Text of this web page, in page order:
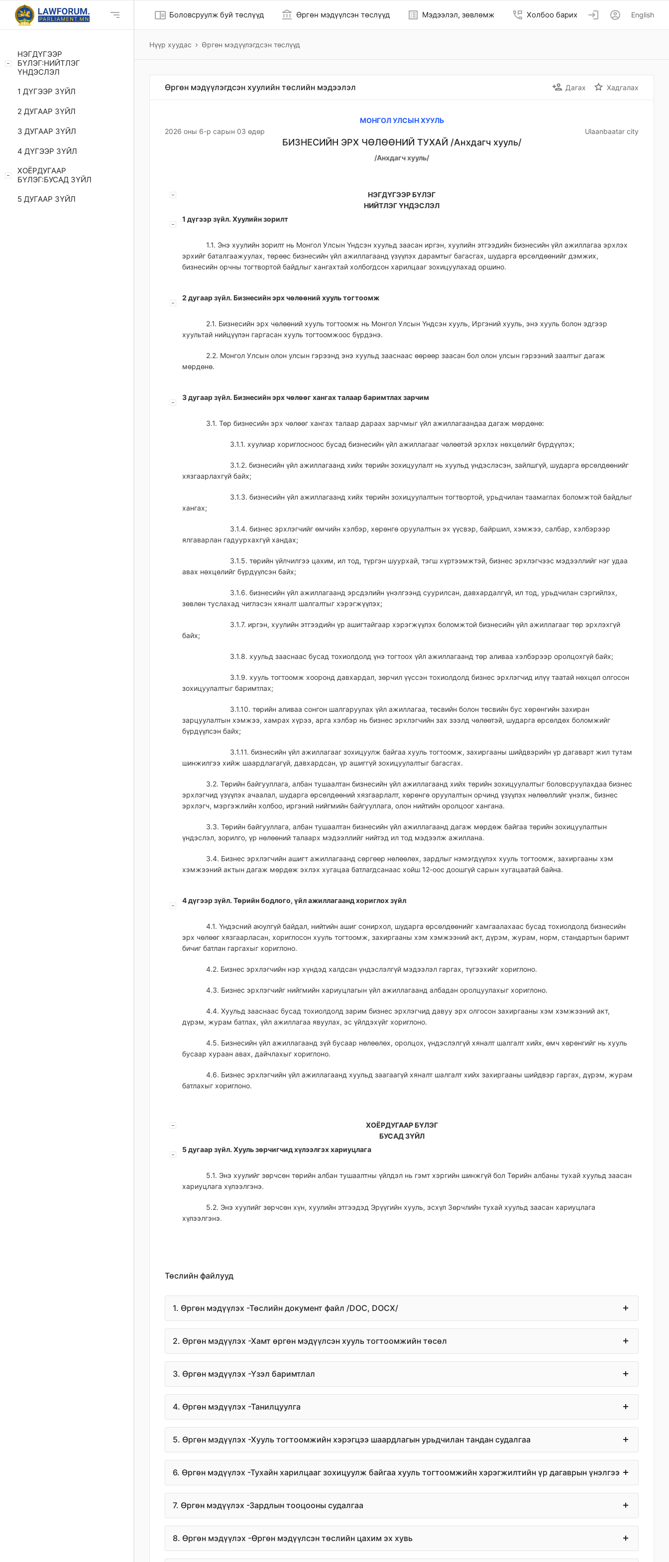
chrome_reader_mode Боловсруулж буй төслүүд account_balance Өргөн мэдүүлсэн төслүүд list_alt Мэдээлэл, зөвлөмж perm_phone_msg Холбоо барих login account_circle English
НЭГДҮГЭЭР
БҮЛЭГ:НИЙТЛЭГ
ҮНДЭСЛЭЛ
1 ДҮГЭЭР ЗҮЙЛ
2 ДУГААР ЗҮЙЛ
3 ДУГААР ЗҮЙЛ
4 ДҮГЭЭР ЗҮЙЛ
ХОЁРДУГААР
БҮЛЭГ:БУСАД ЗҮЙЛ
5 ДУГААР ЗҮЙЛ
Нүүр хуудас Өргөн мэдүүлэгдсэн төслүүд
Өргөн мэдүүлэгдсэн хуулийн төслийн мэдээлэл person_add Дагах star_border Хадгалах
МОНГОЛ УЛСЫН ХУУЛЬ
2026 оны 6-р сарын 03 өдөр
Ulaanbaatar city
БИЗНЕСИЙН ЭРХ ЧӨЛӨӨНИЙ ТУХАЙ /Анхдагч хууль/
/Анхдагч хууль/
НЭГДҮГЭЭР БҮЛЭГ
НИЙТЛЭГ ҮНДЭСЛЭЛ
1 дүгээр зүйл. Хуулийн зорилт
1.1. Энэ хуулийн зорилт нь Монгол Улсын Үндсэн хуульд заасан иргэн, хуулийн этгээдийн бизнесийн үйл ажиллагаа эрхлэх
эрхийг баталгаажуулах, төрөөс бизнесийн үйл ажиллагаанд үзүүлэх дарамтыг багасгах, шударга өрсөлдөөнийг дэмжих,
бизнесийн орчны тогтвортой байдлыг хангахтай холбогдсон харилцааг зохицуулахад оршино.
2 дугаар зүйл. Бизнесийн эрх чөлөөний хууль тогтоомж
2.1. Бизнесийн эрх чөлөөний хууль тогтоомж нь Монгол Улсын Үндсэн хууль, Иргэний хууль, энэ хууль болон эдгээр
хуультай нийцүүлэн гаргасан хууль тогтоомжоос бүрдэнэ.
2.2. Монгол Улсын олон улсын гэрээнд энэ хуульд зааснаас өөрөөр заасан бол олон улсын гэрээний заалтыг дагаж
мөрдөнө.
3 дугаар зүйл. Бизнесийн эрх чөлөөг хангах талаар баримтлах зарчим
3.1. Төр бизнесийн эрх чөлөөг хангах талаар дараах зарчмыг үйл ажиллагаандаа дагаж мөрдөнө:
3.1.1. хуулиар хориглосноос бусад бизнесийн үйл ажиллагааг чөлөөтэй эрхлэх нөхцөлийг бүрдүүлэх;
3.1.2. бизнесийн үйл ажиллагаанд хийх төрийн зохицуулалт нь хуульд үндэслэсэн, зайлшгүй, шударга өрсөлдөөнийг
хязгаарлахгүй байх;
3.1.3. бизнесийн үйл ажиллагаанд хийх төрийн зохицуулалтын тогтвортой, урьдчилан таамаглах боломжтой байдлыг
хангах;
3.1.4. бизнес эрхлэгчийг өмчийн хэлбэр, хөрөнгө оруулалтын эх үүсвэр, байршил, хэмжээ, салбар, хэлбэрээр
ялгаварлан гадуурхахгүй хандах;
3.1.5. төрийн үйлчилгээ цахим, ил тод, түргэн шуурхай, тэгш хүртээмжтэй, бизнес эрхлэгчээс мэдээллийг нэг удаа
авах нөхцөлийг бүрдүүлсэн байх;
3.1.6. бизнесийн үйл ажиллагаанд эрсдэлийн үнэлгээнд суурилсан, давхардалгүй, ил тод, урьдчилан сэргийлэх,
зөвлөн туслахад чиглэсэн хяналт шалгалтыг хэрэгжүүлэх;
3.1.7. иргэн, хуулийн этгээдийн үр ашигтайгаар хэрэгжүүлэх боломжтой бизнесийн үйл ажиллагааг төр эрхлэхгүй
байх;
3.1.8. хуульд зааснаас бусад тохиолдолд үнэ тогтоох үйл ажиллагаанд төр аливаа хэлбэрээр оролцохгүй байх;
3.1.9. хууль тогтоомж хооронд давхардал, зөрчил үүссэн тохиолдолд бизнес эрхлэгчид илүү таатай нөхцөл олгосон
зохицуулалтыг баримтлах;
3.1.10. төрийн аливаа сонгон шалгаруулах үйл ажиллагаа, төсвийн болон төсвийн бус хөрөнгийн захиран
зарцуулалтын хэмжээ, хамрах хүрээ, арга хэлбэр нь бизнес эрхлэгчийн зах зээлд чөлөөтэй, шударга өрсөлдөх боломжийг
бүрдүүлсэн байх;
3.1.11. бизнесийн үйл ажиллагааг зохицуулж байгаа хууль тогтоомж, захиргааны шийдвэрийн үр дагаварт жил тутам
шинжилгээ хийж шаардлагагүй, давхардсан, үр ашиггүй зохицуулалтыг багасгах.
3.2. Төрийн байгууллага, албан тушаалтан бизнесийн үйл ажиллагаанд хийх төрийн зохицуулалтыг боловсруулахдаа бизнес
эрхлэгчид үзүүлэх ачаалал, шударга өрсөлдөөний хязгаарлалт, хөрөнгө оруулалтын орчинд үзүүлэх нөлөөллийг үнэлж, бизнес
эрхлэгч, мэргэжлийн холбоо, иргэний нийгмийн байгууллага, олон нийтийн оролцоог хангана.
3.3. Төрийн байгууллага, албан тушаалтан бизнесийн үйл ажиллагаанд дагаж мөрдөж байгаа төрийн зохицуулалтын
үндэслэл, зорилго, үр нөлөөний талаарх мэдээллийг нийтэд ил тод мэдээлж ажиллана.
3.4. Бизнес эрхлэгчийн ашигт ажиллагаанд сөргөөр нөлөөлөх, зардлыг нэмэгдүүлэх хууль тогтоомж, захиргааны хэм
хэмжээний актын дагаж мөрдөж эхлэх хугацаа батлагдсанаас хойш 12-оос доошгүй сарын хугацаатай байна.
4 дүгээр зүйл. Төрийн бодлого, үйл ажиллагаанд хориглох зүйл
4.1. Үндэсний аюулгүй байдал, нийтийн ашиг сонирхол, шударга өрсөлдөөнийг хамгаалахаас бусад тохиолдолд бизнесийн
эрх чөлөөг хязгаарласан, хориглосон хууль тогтоомж, захиргааны хэм хэмжээний акт, дүрэм, журам, норм, стандартын баримт
бичиг батлан гаргахыг хориглоно.
4.2. Бизнес эрхлэгчийн нэр хүндэд халдсан үндэслэлгүй мэдээлэл гаргах, түгээхийг хориглоно.
4.3. Бизнес эрхлэгчийг нийгмийн хариуцлагын үйл ажиллагаанд албадан оролцуулахыг хориглоно.
4.4. Хуульд зааснаас бусад тохиолдолд зарим бизнес эрхлэгчид давуу эрх олгосон захиргааны хэм хэмжээний акт,
дүрэм, журам батлах, үйл ажиллагаа явуулах, эс үйлдэхүйг хориглоно.
4.5. Бизнесийн үйл ажиллагаанд зүй бусаар нөлөөлөх, оролцох, үндэслэлгүй хяналт шалгалт хийх, өмч хөрөнгийг нь хууль
бусаар хураан авах, дайчлахыг хориглоно.
4.6. Бизнес эрхлэгчийн үйл ажиллагаанд хуульд заагаагүй хяналт шалгалт хийх захиргааны шийдвэр гаргах, дүрэм, журам
батлахыг хориглоно.
ХОЁРДУГААР БҮЛЭГ
БУСАД ЗҮЙЛ
5 дугаар зүйл. Хууль зөрчигчид хүлээлгэх хариуцлага
5.1. Энэ хуулийг зөрчсөн төрийн албан тушаалтны үйлдэл нь гэмт хэргийн шинжгүй бол Төрийн албаны тухай хуульд заасан
хариуцлага хүлээлгэнэ.
5.2. Энэ хуулийг зөрчсөн хүн, хуулийн этгээдэд Эрүүгийн хууль, эсхүл Зөрчлийн тухай хуульд заасан хариуцлага
хүлээлгэнэ.
Төслийн файлууд
1. Өргөн мэдүүлэх -Төслийн документ файл /DOC, DOCX/
2. Өргөн мэдүүлэх -Хамт өргөн мэдүүлсэн хууль тогтоомжийн төсөл
3. Өргөн мэдүүлэх -Үзэл баримтлал
4. Өргөн мэдүүлэх -Танилцуулга
5. Өргөн мэдүүлэх -Хууль тогтоомжийн хэрэгцээ шаардлагын урьдчилан тандан судалгаа
6. Өргөн мэдүүлэх -Тухайн харилцааг зохицуулж байгаа хууль тогтоомжийн хэрэгжилтийн үр дагаврын үнэлгээ
7. Өргөн мэдүүлэх -Зардлын тооцооны судалгаа
8. Өргөн мэдүүлэх -Өргөн мэдүүлсэн төслийн цахим эх хувь